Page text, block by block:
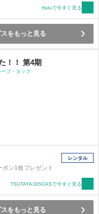
Huluで今すぐ見る
をもっと見る
！！ 第4期
ープ・タック
ポン1枚プレゼント
レンタル
TSUTAYA DISCASで今すぐ見る
をもっと見る